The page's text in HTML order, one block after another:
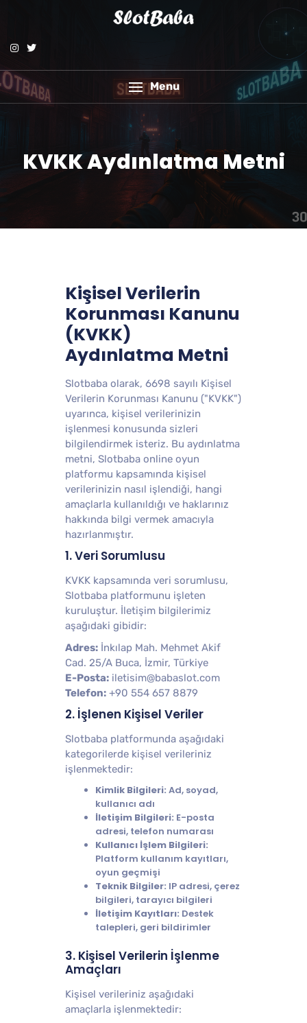
Menu
KVKK Aydınlatma Metni
Kişisel Verilerin
Korunması Kanunu
(KVKK)
Aydınlatma Metni
Slotbaba olarak, 6698 sayılı Kişisel
Verilerin Korunması Kanunu ("KVKK")
uyarınca, kişisel verilerinizin
işlenmesi konusunda sizleri
bilgilendirmek isteriz. Bu aydınlatma
metni, Slotbaba online oyun
platformu kapsamında kişisel
verilerinizin nasıl işlendiği, hangi
amaçlarla kullanıldığı ve haklarınız
hakkında bilgi vermek amacıyla
hazırlanmıştır.
1. Veri Sorumlusu
KVKK kapsamında veri sorumlusu,
Slotbaba platformunu işleten
kuruluştur. İletişim bilgilerimiz
aşağıdaki gibidir:
Adres: İnkılap Mah. Mehmet Akif
Cad. 25/A Buca, İzmir, Türkiye
E-Posta: iletisim@babaslot.com
Telefon: +90 554 657 8879
2. İşlenen Kişisel Veriler
Slotbaba platformunda aşağıdaki
kategorilerde kişisel verileriniz
işlenmektedir:
Kimlik Bilgileri: Ad, soyad,
kullanıcı adı
İletişim Bilgileri: E-posta
adresi, telefon numarası
Kullanıcı İşlem Bilgileri:
Platform kullanım kayıtları,
oyun geçmişi
Teknik Bilgiler: IP adresi, çerez
bilgileri, tarayıcı bilgileri
İletişim Kayıtları: Destek
talepleri, geri bildirimler
3. Kişisel Verilerin İşlenme
Amaçları
Kişisel verileriniz aşağıdaki
amaçlarla işlenmektedir: